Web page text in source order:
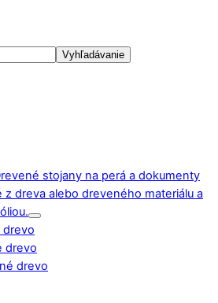
Vyhľadávanie
stojany na perá a dokumenty
z dreva alebo dreveného materiálu a
drevo
drevo
drevo